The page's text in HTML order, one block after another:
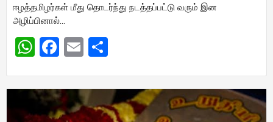
ஈழத்தமிழர்கள் மீது தொடர்ந்து நடத்தப்பட்டு வரும் இன
அழிப்பினால்…
WhatsApp
Facebook
Email